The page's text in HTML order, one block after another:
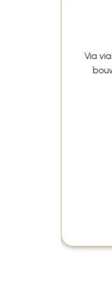
Via